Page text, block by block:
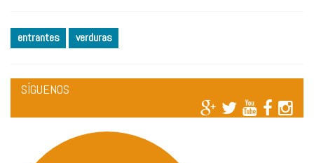
entrantes verduras
SÍGUENOS